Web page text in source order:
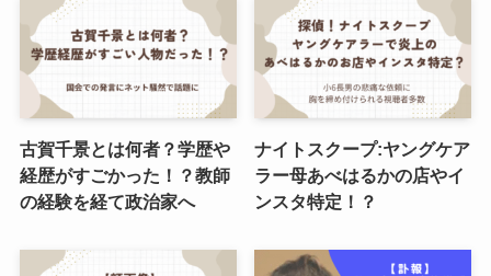
古賀千景とは何者？学歴や
経歴がすごかった！？教師
の経験を経て政治家へ
ナイトスクープ:ヤングケア
ラー母あべはるかの店やイ
ンスタ特定！？